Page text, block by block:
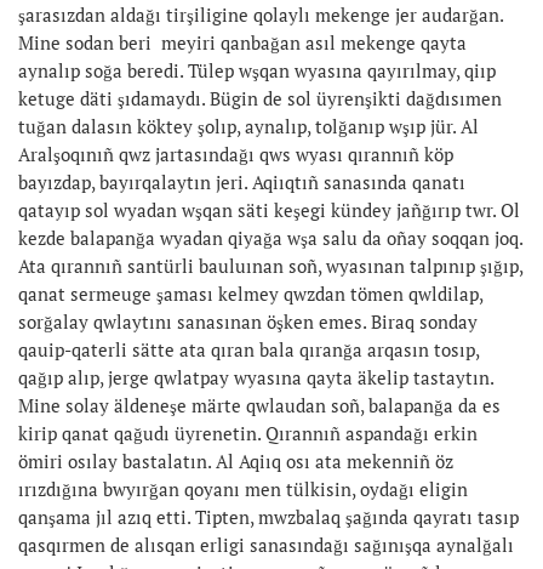
şarasızdan aldağı tirşiligine qolaylı mekenge jer audarğan.
Mine sodan beri meyiri qanbağan asıl mekenge qayta
aynalıp soğa beredi. Tülep wşqan wyasına qayırılmay, qiıp
ketuge däti şıdamaydı. Bügin de sol üyrenşikti dağdısımen
tuğan dalasın köktey şolıp, aynalıp, tolğanıp wşıp jür. Al
Aralşoqınıñ qwz jartasındağı qws wyası qırannıñ köp
bayızdap, bayırqalaytın jeri. Aqiıqtıñ sanasında qanatı
qatayıp sol wyadan wşqan säti keşegi kündey jañğırıp twr. Ol
kezde balapanğa wyadan qiyağa wşa salu da oñay soqqan joq.
Ata qırannıñ santürli bauluınan soñ, wyasınan talpınıp şığıp,
qanat sermeuge şaması kelmey qwzdan tömen qwldilap,
sorğalay qwlaytını sanasınan öşken emes. Biraq sonday
qauip-qaterli sätte ata qıran bala qıranğa arqasın tosıp,
qağıp alıp, jerge qwlatpay wyasına qayta äkelip tastaytın.
Mine solay äldeneşe märte qwlaudan soñ, balapanğa da es
kirip qanat qağudı üyrenetin. Qırannıñ aspandağı erkin
ömiri osılay bastalatın. Al Aqiıq osı ata mekenniñ öz
ırızdığına bwyırğan qoyanı men tülkisin, oydağı eligin
qanşama jıl azıq etti. Tipten, mwzbalaq şağında qayratı tasıp
qasqırmen de alısqan erligi sanasındağı sağınışqa aynalğalı